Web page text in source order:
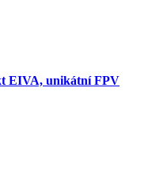
EIVA, unikátní FPV